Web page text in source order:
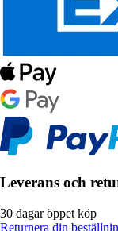
Leverans och
30 dagar öppet köp
Returnera din